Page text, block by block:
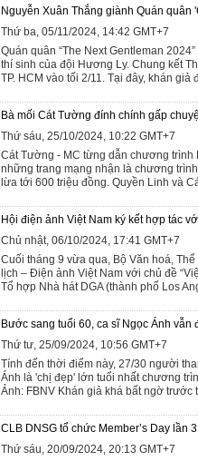
Nguyễn Xuân Thắng giành Quán quân
Thứ ba, 05/11/2024, 14:42 GMT+7
Quán quân “The Next Gentleman
thí sinh của đội Hương Ly. Chung kết
TP. HCM vào tối 2/11. Tại đây, khán
Bà mối Cát Tường đính chính gấp
Thứ sáu, 25/10/2024, 10:22 GMT+7
Cát Tường - MC từng dẫn chương
những trang mạng nhận là chương
lừa tới 600 triệu đồng. Quyền Linh và
Hội điện ảnh Việt Nam ký kết hợp tác
Chủ nhật, 06/10/2024, 17:41 GMT+7
Cuối tháng 9 vừa qua, Bộ Văn hoá,
lịch – Điện ảnh Việt Nam với chủ đề
Tổ hợp Nhà hát DGA (thành phố Los
Bước sang tuổi 60, ca sĩ Ngọc Ánh vẫn
Thứ tư, 25/09/2024, 10:56 GMT+7
Tính đến thời điểm này, 27/30 người
Ánh là 'chị đẹp' lớn tuổi nhất chương
Ảnh: FBNV Khán giả khá bất ngờ trước
CLB DNSG tổ chức Member’s Day lần
Thứ sáu, 20/09/2024, 20:13 GMT+7